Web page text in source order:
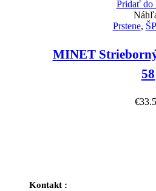
Pridať do
Prstene,
MINET
58
€
Kontakt :